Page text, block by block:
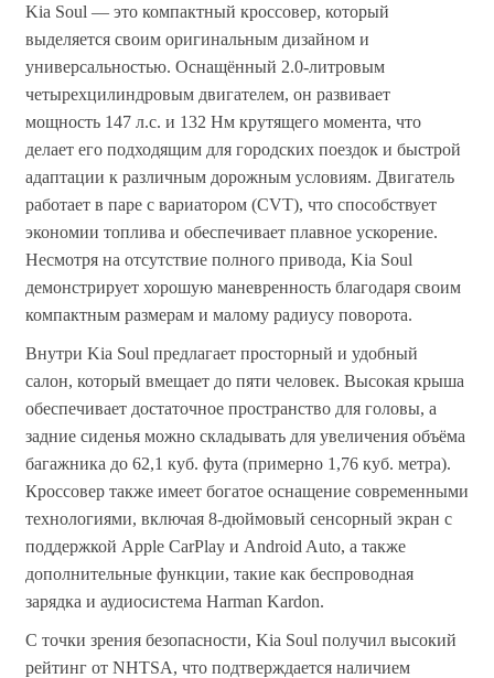
Kia Soul — это компактный кроссовер, который
выделяется своим оригинальным дизайном и
универсальностью. Оснащённый 2.0-литровым
четырехцилиндровым двигателем, он развивает
мощность 147 л.с. и 132 Нм крутящего момента, что
делает его подходящим для городских поездок и быстрой
адаптации к различным дорожным условиям. Двигатель
работает в паре с вариатором (CVT), что способствует
экономии топлива и обеспечивает плавное ускорение.
Несмотря на отсутствие полного привода, Kia Soul
демонстрирует хорошую маневренность благодаря своим
компактным размерам и малому радиусу поворота​.
Внутри Kia Soul предлагает просторный и удобный
салон, который вмещает до пяти человек. Высокая крыша
обеспечивает достаточное пространство для головы, а
задние сиденья можно складывать для увеличения объёма
багажника до 62,1 куб. фута (примерно 1,76 куб. метра)​.
Кроссовер также имеет богатое оснащение современными
технологиями, включая 8-дюймовый сенсорный экран с
поддержкой Apple CarPlay и Android Auto, а также
дополнительные функции, такие как беспроводная
зарядка и аудиосистема Harman Kardon​.
С точки зрения безопасности, Kia Soul получил высокий
рейтинг от NHTSA, что подтверждается наличием